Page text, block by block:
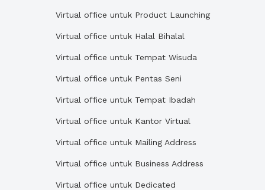
Virtual office untuk Product Launching
Virtual office untuk Halal Bihalal
Virtual office untuk Tempat Wisuda
Virtual office untuk Pentas Seni
Virtual office untuk Tempat Ibadah
Virtual office untuk Kantor Virtual
Virtual office untuk Mailing Address
Virtual office untuk Business Address
Virtual office untuk Dedicated